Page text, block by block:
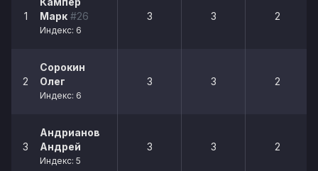
1
Марк #26
Индекс: 6
3 3 2
2
Сорокин
Олег
Индекс: 6
3 3 2
3
Андрианов
Андрей
Индекс: 5
3 3 2